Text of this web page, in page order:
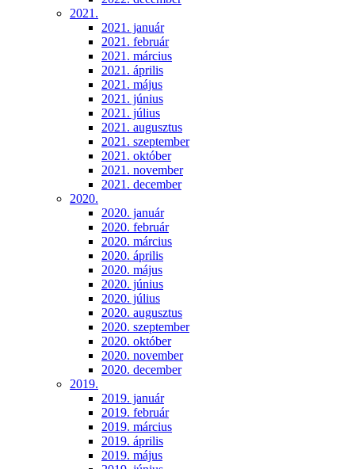
2021.
2021. január
2021. február
2021. március
2021. április
2021. május
2021. június
2021. július
2021. augusztus
2021. szeptember
2021. október
2021. november
2021. december
2020.
2020. január
2020. február
2020. március
2020. április
2020. május
2020. június
2020. július
2020. augusztus
2020. szeptember
2020. október
2020. november
2020. december
2019.
2019. január
2019. február
2019. március
2019. április
2019. május